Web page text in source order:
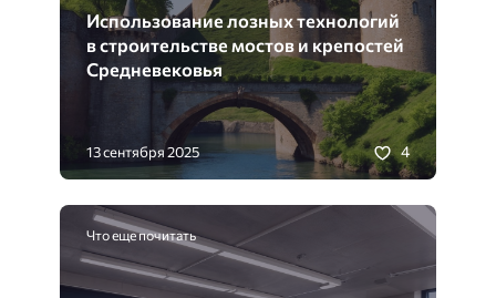
Использование лозных технологий
в строительстве мостов и крепостей
Средневековья
13 сентября 2025 4
Что еще почитать